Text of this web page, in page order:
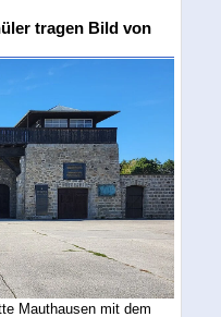
tragen Bild von
Mauthausen mit dem